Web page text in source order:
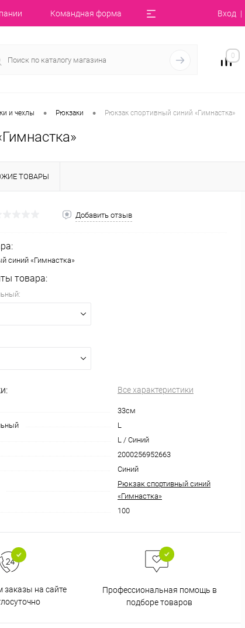
Командная форма Вход
0
и чехлы • Рюкзаки • Рюкзак спортивный синий «Гимнастка»
ТОВАРЫ
Добавить отзыв
синий «Гимнастка»
товара:
Все характеристики
33см
L
L / Синий
2000256952663
Синий
Рюкзак спортивный синий
«Гимнастка»
100
на сайте
Профессиональная помощь в
подборе товаров